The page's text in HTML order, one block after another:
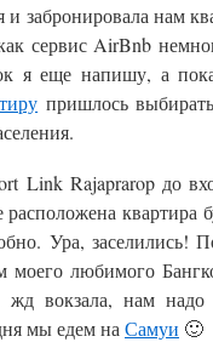
и забронировала нам
сервис AirBnb
я еще напишу, а
пришлось
Link Rajaprarop до
квартира
Ура, заселились!
моего любимого
жд вокзала, нам
мы едем на Самуи 🙂